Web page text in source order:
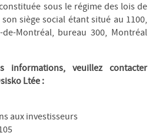
sous le régime des lois de
siège social étant situé au 1100,
de-Montréal, bureau 300, Montréal
informations, veuillez contacter
Ltée :
aux investisseurs